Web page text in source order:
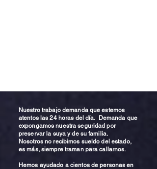
Nuestro trabajo demanda que estemos
atentos las 24 horas del día. Demanda que
expongamos nuestra seguridad por
preservar la suya y de su familia.
Nosotros no recibimos sueldo del estado,
es más, siempre traman para callarnos.
Hemos ayudado a cientos de personas en